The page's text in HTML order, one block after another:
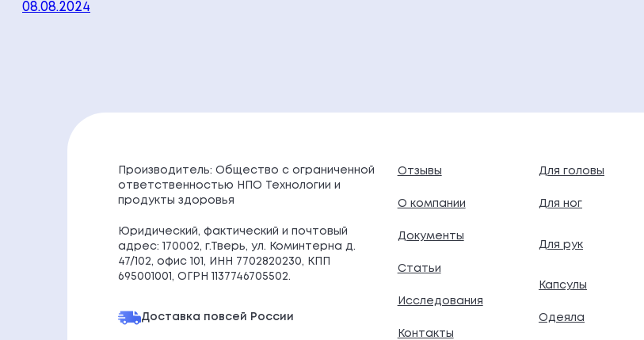
08.08.2024
Производитель: Общество с ограниченной
ответственностью НПО Технологии и
продукты здоровья
Юридический, фактический и почтовый
адрес: 170002, г.Тверь, ул. Коминтерна д.
47/102, офис 101, ИНН 7702820230, КПП
695001001, ОГРН 1137746705502.
Доставка по всей России
Отзывы
О компании
Документы
Статьи
Исследования
Контакты
Для головы
Для ног
Для рук
Капсулы
Одеяла